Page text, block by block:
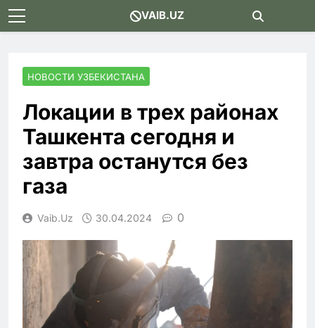
Skip
to
VAIB.UZ
НОВОСТИ УЗБЕКИСТАНА
Локации в трех районах
Ташкента сегодня и
завтра останутся без
газа
Vaib.uz 30.04.2024 0